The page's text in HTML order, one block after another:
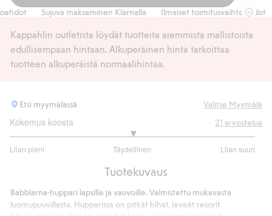
Sujuva maksaminen Klarnalla Ilmaiset toimitusvaihtoehdot
Kappahlin outletista löydät tuotteita aiemmista mallistoista
edullisempaan hintaan. Alkuperäinen hinta tarkoittaa
tuotteen alkuperäistä normaalihintaa.
Etsi myymälässä Valitse Myymälä
Kokemus koosta
Liian pieni Täydellinen Liian suuri
/
ääneen
21 arvostelua
Tuotekuvaus
Babblarna-huppari lapsille ja vauvoille. Valmistettu mukavasta
luomupuuvillasta. Hupparissa on pitkät hihat, leveät resorit